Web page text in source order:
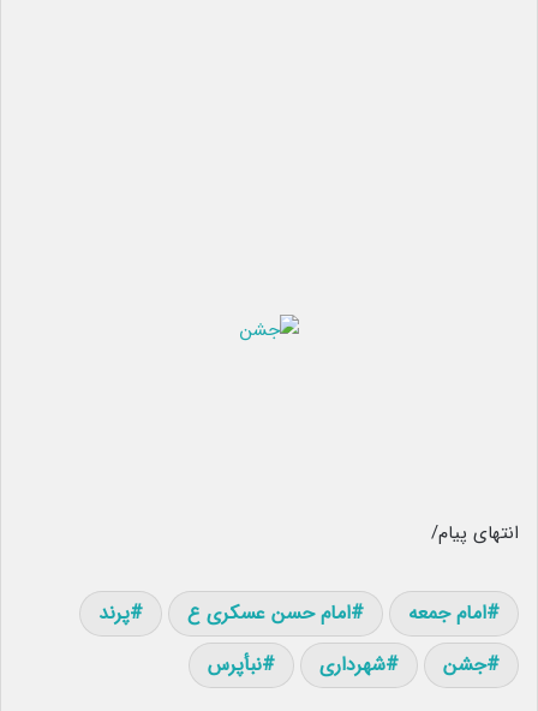
انتهای پیام/
امام جمعه امام حسن عسکری ع
پرند
جشن
شهرداری نبأپرس